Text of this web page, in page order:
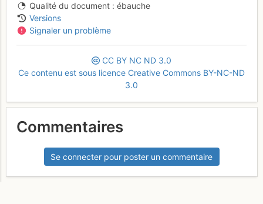
Qualité du document
ébauche
Versions
Signaler un problème
CC BY NC ND 3.0
Ce contenu est sous licence Creative Commons BY-NC-ND
3.0
Commentaires
Se connecter pour poster un commentaire